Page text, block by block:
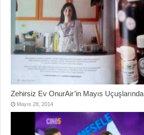
Zehirsiz Ev OnurAir’in Mayıs Uçuşlarında
Mayıs 28, 2014